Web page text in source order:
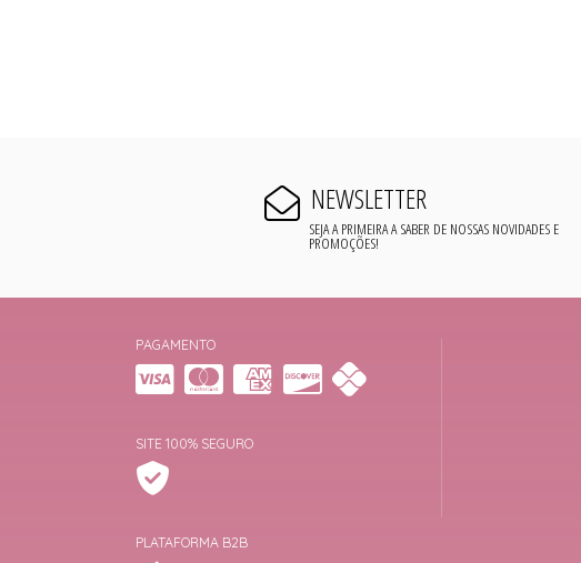
NEWSLETTER
SEJA A PRIMEIRA A SABER DE NOSSAS NOVIDADES E
PROMOÇÕES!
PAGAMENTO
SITE 100% SEGURO
PLATAFORMA B2B